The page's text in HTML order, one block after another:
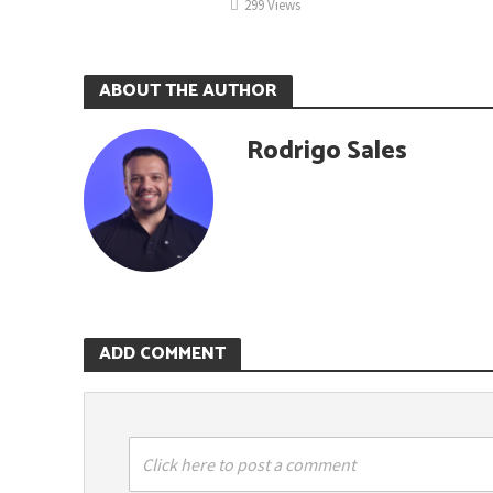
299 Views
ABOUT THE AUTHOR
Rodrigo Sales
ADD COMMENT
Click here to post a comment